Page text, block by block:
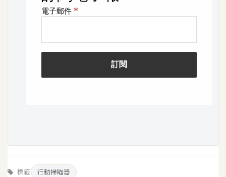
標籤 行動掃瞄器